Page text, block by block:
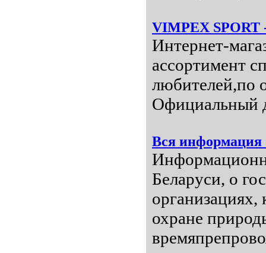
VIMPEX SPORT
Интернет-
ассортимент
любителей,по
Официальный
Вся информация
Беларуси, о
охране